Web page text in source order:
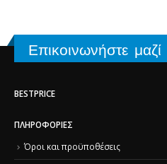
Επικοινωνήστε
BESTPRICE
ΠΛΗΡΟΦΟΡΊΕΣ
Όροι και προϋποθέσεις